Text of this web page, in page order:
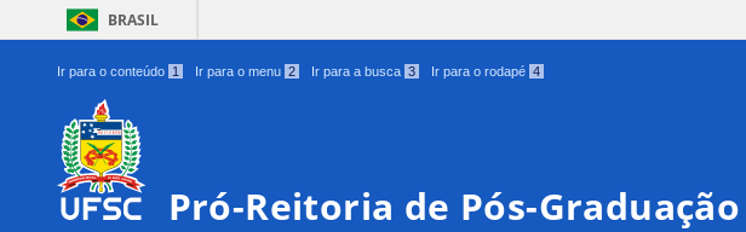
BRASIL
Ir para o conteúdo 1 Ir para o menu 2 Ir para a busca 3 Ir para o rodapé 4
Pró-Reitoria de Pós-Graduação